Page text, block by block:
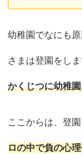
幼稚園でなにも
さまは登園をし
かくじつに幼稚
ここからは、登
ロの中で負の心